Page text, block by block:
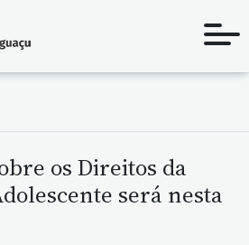
os Direitos da
será nesta